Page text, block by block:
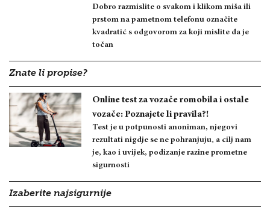
Dobro razmislite o svakom i klikom miša ili
prstom na pametnom telefonu označite
kvadratić s odgovorom za koji mislite da je
točan
Znate li propise?
Online test za vozače romobila i ostale
vozače: Poznajete li pravila?!
Test je u potpunosti anoniman, njegovi
rezultati nigdje se ne pohranjuju, a cilj nam
je, kao i uvijek, podizanje razine prometne
sigurnosti
Izaberite najsigurnije